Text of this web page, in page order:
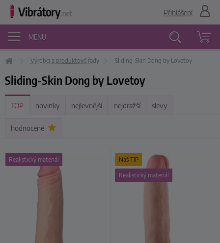
MENU
Vyhledávání
Přihlášení
Výrobci a produktové řady Sliding-Skin Dong by Lovetoy
Sliding-Skin Dong by Lovetoy
TOP novinky nejlevnější nejdražší slevy
hodnocené
Realistický materiál Náš TIP
Realistický materiál